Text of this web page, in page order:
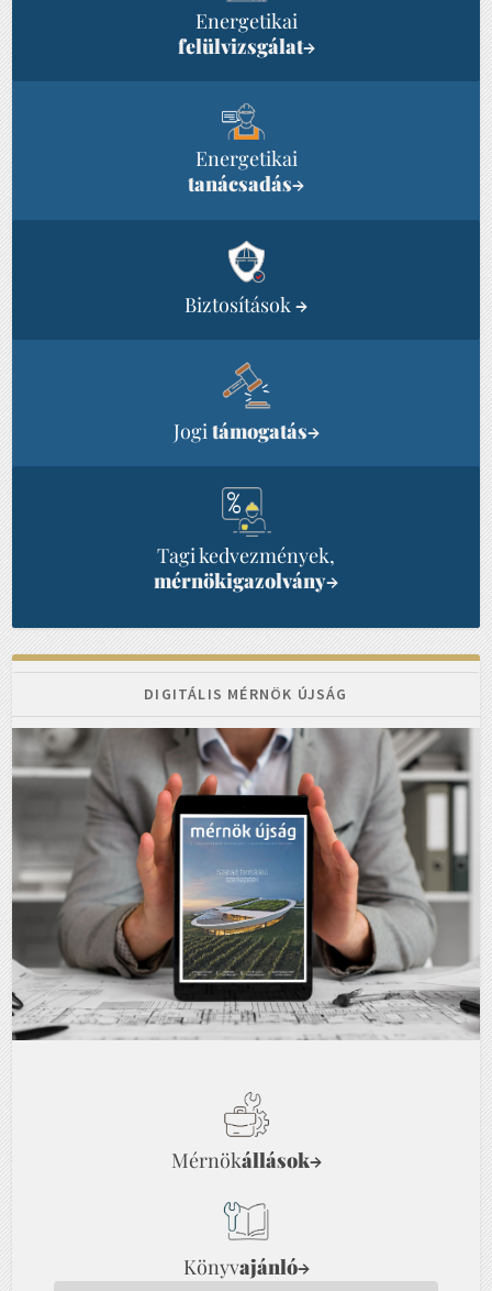
Energetikai
felülvizsgálat→
Energetikai
tanácsadás→
Biztosítások →
Jogitámogatás→
Tagi kedvezmények,
mérnökigazolvány→
DIGITÁLIS MÉRNÖK ÚJSÁG
Mérnökállások→
Könyvajánló→